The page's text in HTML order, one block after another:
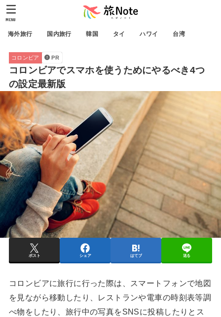
海外旅行 国内旅行 韓国 タイ ハワイ 台湾
MENU
コロンビア PR
コロンビアでスマホを使うためにやるべき4つ
の設定最新版
ポスト シェア はてブ 送る
コロンビアに旅行に行った際は、スマートフォンで地図
を見ながら移動したり、レストランや電車の時刻表等調
べ物をしたり、旅行中の写真をSNSに投稿したりとス